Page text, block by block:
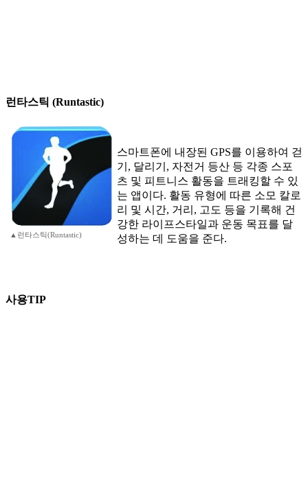
런타스틱 (Runtastic)
▲런타스틱(Runtastic)
스마트폰에 내장된 GPS를 이용하여 걷
기, 달리기, 자전거 등산 등 각종 스포
츠 및 피트니스 활동을 트래킹할 수 있
는 앱이다. 활동 유형에 따른 소모 칼로
리 및 시간, 거리, 고도 등을 기록해 건
강한 라이프스타일과 운동 목표를 달
성하는 데 도움을 준다.
사용TIP